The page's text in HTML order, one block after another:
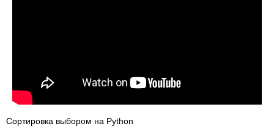
Сортировка выбором на Python